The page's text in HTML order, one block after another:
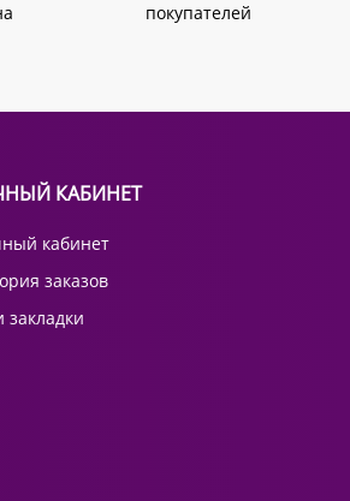
покупателей
КАБИНЕТ
кабинет
заказов
закладки